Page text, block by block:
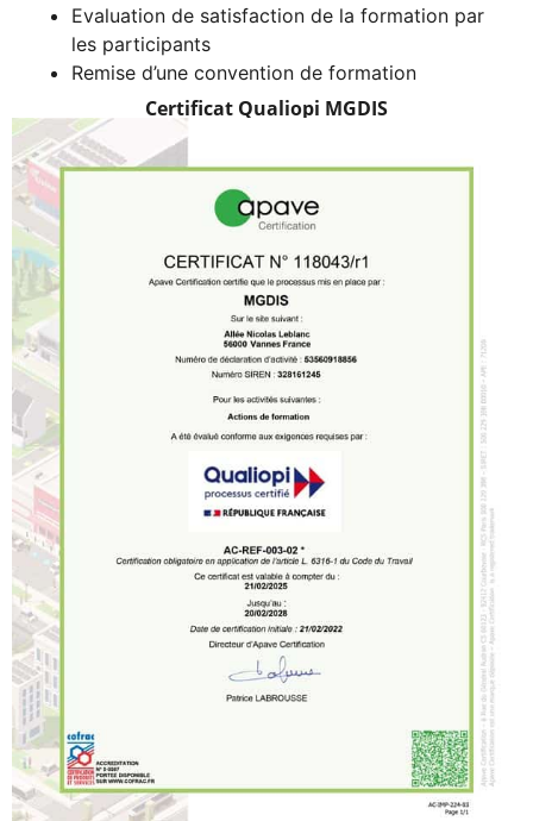
Evaluation de satisfaction de la formation par
les participants
Remise d’une convention de formation
Certificat Qualiopi MGDIS